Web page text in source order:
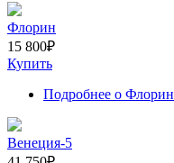
Флорин
15 800₽
Купить
Подробнее о Флорин
Венеция-5